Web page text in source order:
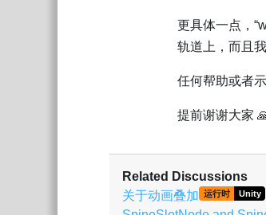
更具体一点，
轨道上，而且
任何帮助或者
提前谢谢大家
Related Discussions
关于动画叠加 运行时 Unity